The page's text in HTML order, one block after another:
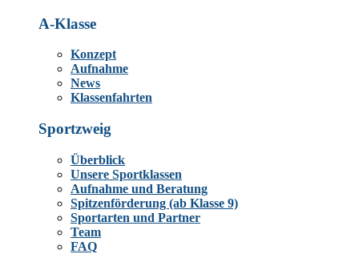
A-Klasse
Konzept
Aufnahme
News
Klassenfahrten
Sportzweig
Überblick
Unsere Sportklassen
Aufnahme und Beratung
Spitzenförderung (ab Klasse 9)
Sportarten und Partner
Team
FAQ